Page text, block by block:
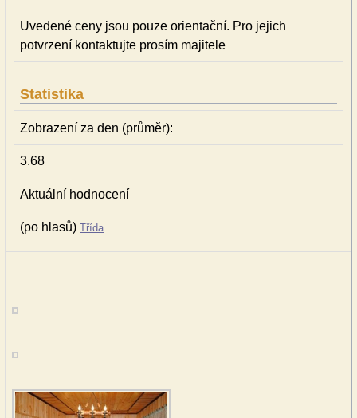
Uvedené ceny jsou pouze orientační. Pro jejich
potvrzení kontaktujte prosím majitele
Statistika
Zobrazení za den (průměr):
3.68
Aktuální hodnocení
(po hlasů) Třída